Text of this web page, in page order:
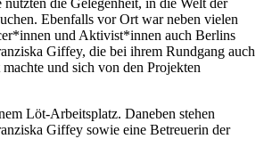
die Gelegenheit, in die Welt der
Ebenfalls vor Ort war neben vielen
und Aktivist*innen auch Berlins
Giffey, die bei ihrem Rundgang auch
und sich von den Projekten